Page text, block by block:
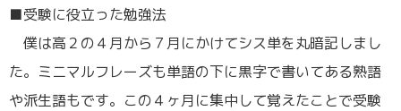
■受験に役立った勉強法
僕は高２の４月から７月にかけてシス単を丸暗記しまし
た。ミニマルフレーズも単語の下に黒字で書いてある熟語
や派生語もです。この４ヶ月に集中して覚えたことで受験